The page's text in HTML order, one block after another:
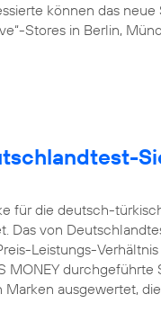
können das
Stores in Berlin,
für die deutsch-
Das von
Leistungs-
MONEY
ausgewertet,